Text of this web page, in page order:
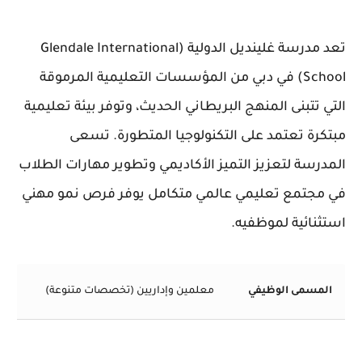
تعد مدرسة غلينديل الدولية (Glendale International
School) في دبي من المؤسسات التعليمية المرموقة
التي تتبنى المنهج البريطاني الحديث، وتوفر بيئة تعليمية
مبتكرة تعتمد على التكنولوجيا المتطورة. تسعى
المدرسة لتعزيز التميز الأكاديمي وتطوير مهارات الطلاب
في مجتمع تعليمي عالمي متكامل يوفر فرص نمو مهني
استثنائية لموظفيه.
المسمى الوظيفي معلمين وإداريين (تخصصات متنوعة)